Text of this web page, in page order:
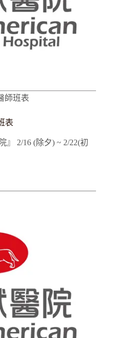
師班表
表
』 2/16 (除夕) ~ 2/22(初